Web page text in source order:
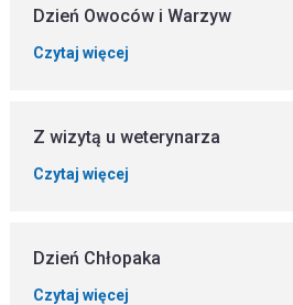
Dzień Owoców i Warzyw
Czytaj więcej
Z wizytą u weterynarza
Czytaj więcej
Dzień Chłopaka
Czytaj więcej